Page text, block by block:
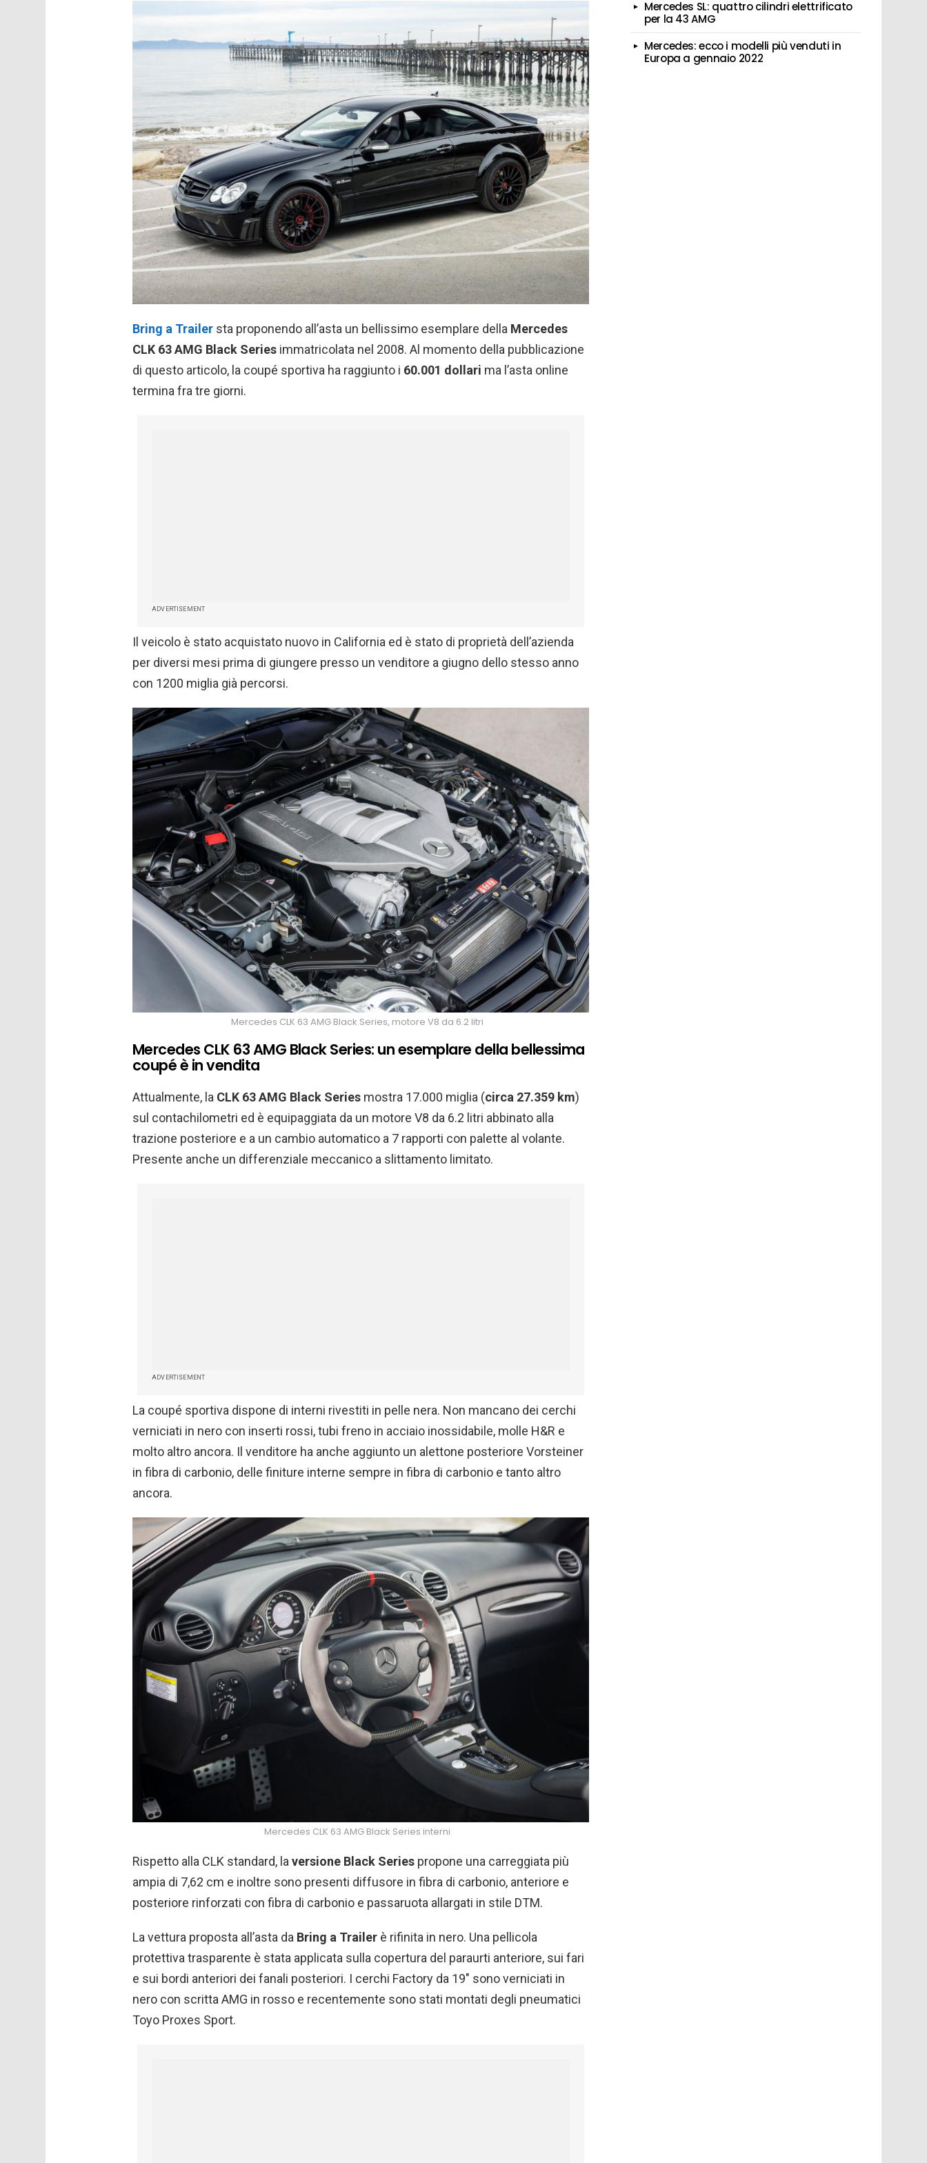
Bring a Trailer sta proponendo all’asta un bellissimo esemplare della Mercedes
CLK 63 AMG Black Series immatricolata nel 2008. Al momento della pubblicazione
di questo articolo, la coupé sportiva ha raggiunto i 60.001 dollari ma l’asta online
termina fra tre giorni.
ADVERTISEMENT
Il veicolo è stato acquistato nuovo in California ed è stato di proprietà dell’azienda
per diversi mesi prima di giungere presso un venditore a giugno dello stesso anno
con 1200 miglia già percorsi.
Mercedes CLK 63 AMG Black Series, motore V8 da 6.2 litri
Mercedes CLK 63 AMG Black Series: un esemplare della bellessima
coupé è in vendita
Attualmente, la CLK 63 AMG Black Series mostra 17.000 miglia (circa 27.359 km)
sul contachilometri ed è equipaggiata da un motore V8 da 6.2 litri abbinato alla
trazione posteriore e a un cambio automatico a 7 rapporti con palette al volante.
Presente anche un differenziale meccanico a slittamento limitato.
ADVERTISEMENT
La coupé sportiva dispone di interni rivestiti in pelle nera. Non mancano dei cerchi
verniciati in nero con inserti rossi, tubi freno in acciaio inossidabile, molle H&R e
molto altro ancora. Il venditore ha anche aggiunto un alettone posteriore Vorsteiner
in fibra di carbonio, delle finiture interne sempre in fibra di carbonio e tanto altro
ancora.
Mercedes CLK 63 AMG Black Series interni
Rispetto alla CLK standard, laversione Black Series propone una carreggiata più
ampia di 7,62 cm e inoltre sono presenti diffusore in fibra di carbonio, anteriore e
posteriore rinforzati con fibra di carbonio e passaruota allargati in stile DTM.
La vettura proposta all’asta da Bring a Trailer è rifinita in nero. Una pellicola
protettiva trasparente è stata applicata sulla copertura del paraurti anteriore, sui fari
e sui bordi anteriori dei fanali posteriori. I cerchi Factory da 19″ sono verniciati in
nero con scritta AMG in rosso e recentemente sono stati montati degli pneumatici
Toyo Proxes Sport.
Mercedes SL: quattro cilindri elettrificato
per la 43 AMG
Mercedes: ecco i modelli più venduti in
Europa a gennaio 2022